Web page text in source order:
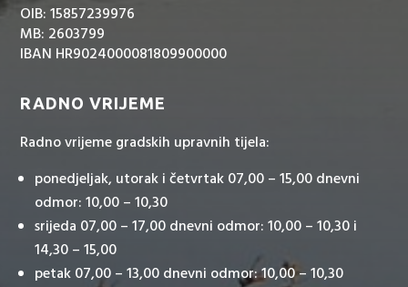
OIB: 15857239976
MB: 2603799
IBAN HR9024000081809900000
RADNO VRIJEME
Radno vrijeme gradskih upravnih tijela:
ponedjeljak, utorak i četvrtak 07,00 – 15,00 dnevni
odmor: 10,00 – 10,30
srijeda 07,00 – 17,00 dnevni odmor: 10,00 – 10,30 i
14,30 – 15,00
petak 07,00 – 13,00 dnevni odmor: 10,00 – 10,30